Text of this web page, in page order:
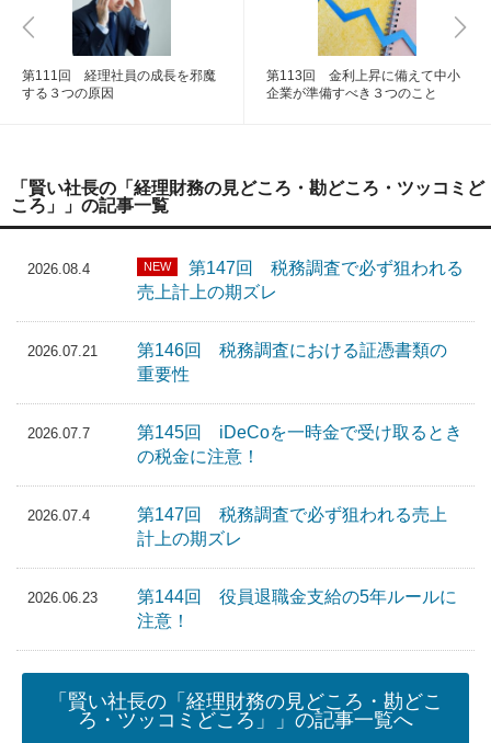
第111回 経理社員の成長を邪魔
する３つの原因
第113回 金利上昇に備えて中小
企業が準備すべき３つのこと
「賢い社長の「経理財務の見どころ・勘どころ・ツッコミど
ころ」」の記事一覧
2026.08.4 NEW
第147回 税務調査で必ず狙われる
売上計上の期ズレ
2026.07.21
第146回 税務調査における証憑書類の
重要性
2026.07.7
第145回 iDeCoを一時金で受け取るとき
の税金に注意！
2026.07.4
第147回 税務調査で必ず狙われる売上
計上の期ズレ
2026.06.23
第144回 役員退職金支給の5年ルールに
注意！
「賢い社長の「経理財務の見どころ・勘どこ
ろ・ツッコミどころ」」の記事一覧へ